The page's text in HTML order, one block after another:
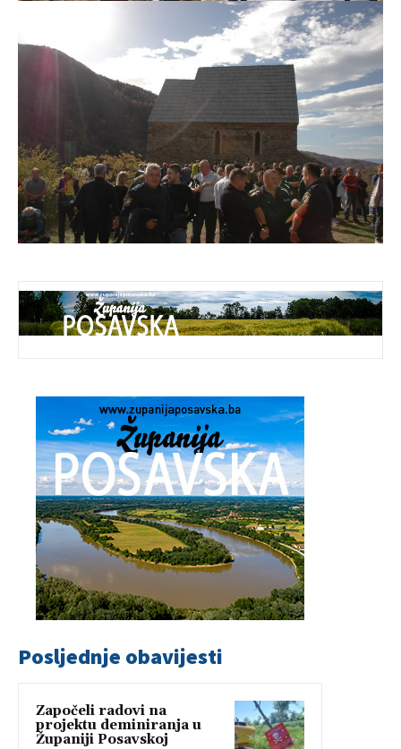
Posljednje obavijesti
Započeli radovi na
projektu deminiranja u
Županiji Posavskoj